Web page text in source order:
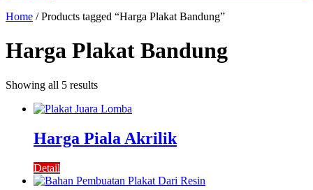
Home / Products tagged “Harga Plakat Bandung”
Harga Plakat Bandung
Showing all 5 results
Harga Piala Akrilik
Detail